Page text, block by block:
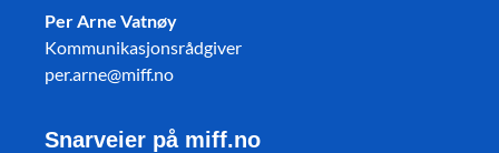
Per Arne Vatnøy
Kommunikasjonsrådgiver
per.arne@miff.no
Snarveier på miff.no